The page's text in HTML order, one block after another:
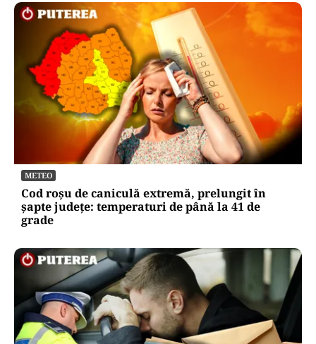
METEO
Cod roșu de caniculă extremă, prelungit în
șapte județe: temperaturi de până la 41 de
grade